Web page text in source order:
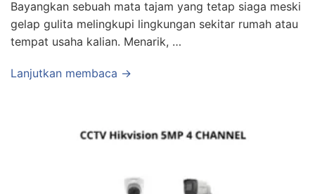
Bayangkan sebuah mata tajam yang tetap siaga meski
gelap gulita melingkupi lingkungan sekitar rumah atau
tempat usaha kalian. Menarik, …
Lanjutkan membaca →